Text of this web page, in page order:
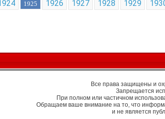
1925 1926 1927 1928 1929
Все права защищены и
Запрещается
При полном или частичном
Обращаем ваше внимание на то, что
и не является